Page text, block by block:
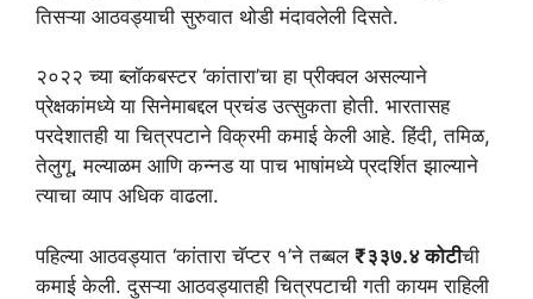
तिसऱ्या आठवड्याची सुरुवात थोडी मंदावलेली दिसते.
२०२२ च्या ब्लॉकबस्टर ‘कांतारा’चा हा प्रीक्वल असल्याने
प्रेक्षकांमध्ये या सिनेमाबद्दल प्रचंड उत्सुकता होती. भारतासह
परदेशातही या चित्रपटाने विक्रमी कमाई केली आहे. हिंदी, तमिळ,
तेलुगू, मल्याळम आणि कन्नड या पाच भाषांमध्ये प्रदर्शित झाल्याने
त्याचा व्याप अधिक वाढला.
पहिल्या आठवड्यात ‘कांतारा चॅप्टर १’ने तब्बल ₹३३७.४ कोटीची
कमाई केली. दुसऱ्या आठवड्यातही चित्रपटाची गती कायम राहिली